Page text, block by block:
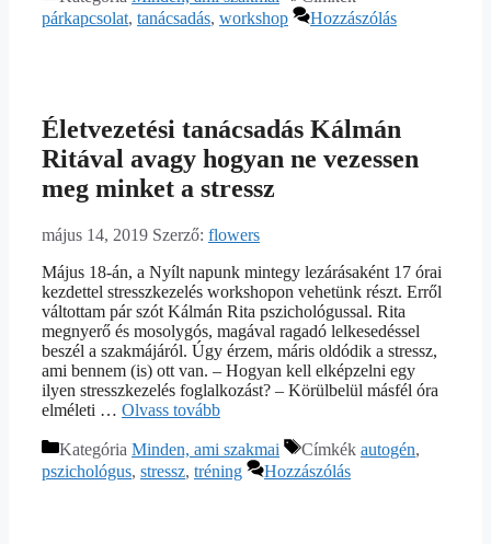
párkapcsolat, tanácsadás, workshop Hozzászólás
Életvezetési tanácsadás Kálmán
Ritával avagy hogyan ne vezessen
meg minket a stressz
május 14, 2019 Szerző: flowers
Május 18-án, a Nyílt napunk mintegy lezárásaként 17 órai
kezdettel stresszkezelés workshopon vehetünk részt. Erről
váltottam pár szót Kálmán Rita pszichológussal. Rita
megnyerő és mosolygós, magával ragadó lelkesedéssel
beszél a szakmájáról. Úgy érzem, máris oldódik a stressz,
ami bennem (is) ott van. – Hogyan kell elképzelni egy
ilyen stresszkezelés foglalkozást? – Körülbelül másfél óra
elméleti … Olvass tovább
Kategória Minden, ami szakmai Címkék autogén,
pszichológus, stressz, tréning Hozzászólás